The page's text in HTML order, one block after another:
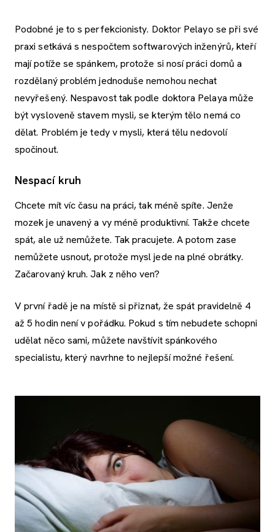
Podobné je to s perfekcionisty. Doktor Pelayo se při své
praxi setkává s nespočtem softwarových inženýrů, kteří
mají potíže se spánkem, protože si nosí práci domů a
rozdělaný problém jednoduše nemohou nechat
nevyřešený. Nespavost tak podle doktora Pelaya může
být vysloveně stavem mysli, se kterým tělo nemá co
dělat. Problém je tedy v mysli, která tělu nedovolí
spočinout.
Nespací kruh
Chcete mít víc času na práci, tak méně spíte. Jenže
mozek je unavený a vy méně produktivní. Takže chcete
spát, ale už nemůžete. Tak pracujete. A potom zase
nemůžete usnout, protože mysl jede na plné obrátky.
Začarovaný kruh. Jak z něho ven?
V první řadě je na místě si přiznat, že spát pravidelně 4
až 5 hodin není v pořádku. Pokud s tím nebudete schopni
udělat něco sami, můžete navštívit spánkového
specialistu, který navrhne to nejlepší možné řešení.